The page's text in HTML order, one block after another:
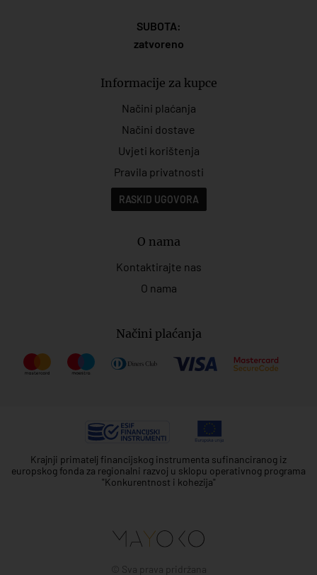
SUBOTA:
zatvoreno
Informacije za kupce
Načini plaćanja
Načini dostave
Uvjeti korištenja
Pravila privatnosti
RASKID UGOVORA
O nama
Kontaktirajte nas
O nama
Načini plaćanja
Krajnji primatelj financijskog instrumenta sufinanciranog iz
europskog fonda za regionalni razvoj u sklopu operativnog programa
"Konkurentnost i kohezija"
© Sva prava pridržana